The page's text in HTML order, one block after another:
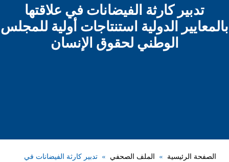
تدبير كارثة الفيضانات في علاقتها
بالمعايير الدولية استنتاجات أولية للمجلس
الوطني لحقوق الإنسان
الصفحة الرئيسية الملف الصحفي
تدبير كارثة الفيضانات في